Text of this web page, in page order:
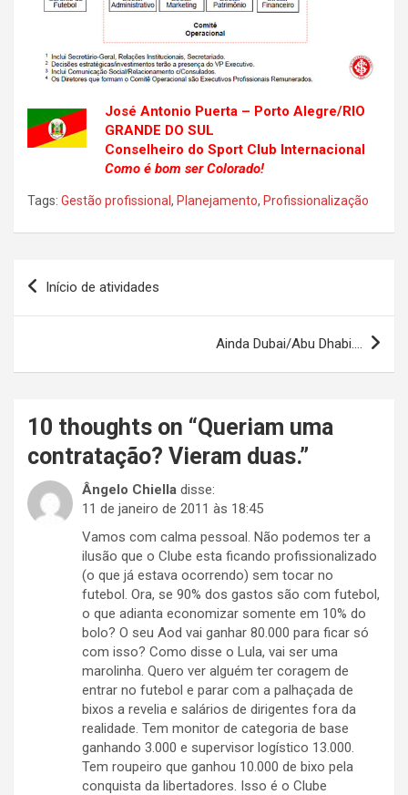
José Antonio Puerta – Porto Alegre/RIO
GRANDE DO SUL
Conselheiro do Sport Club Internacional
Como é bom ser Colorado!
Tags: Gestão profissional , Planejamento, Profissionalização
Navegação
Início de atividades
Ainda Dubai/Abu Dhabi….
10 thoughts on “Queriam uma
contratação? Vieram duas.”
Ângelo Chiella disse:
11 de janeiro de 2011 às 18:45
Vamos com calma pessoal. Não podemos ter a
ilusão que o Clube esta ficando profissionalizado
(o que já estava ocorrendo) sem tocar no
futebol. Ora, se 90% dos gastos são com futebol,
o que adianta economizar somente em 10% do
bolo? O seu Aod vai ganhar 80.000 para ficar só
com isso? Como disse o Lula, vai ser uma
marolinha. Quero ver alguém ter coragem de
entrar no futebol e parar com a palhaçada de
bixos a revelia e salários de dirigentes fora da
realidade. Tem monitor de categoria de base
ganhando 3.000 e supervisor logístico 13.000.
Tem roupeiro que ganhou 10.000 de bixo pela
conquista da libertadores. Isso é o Clube